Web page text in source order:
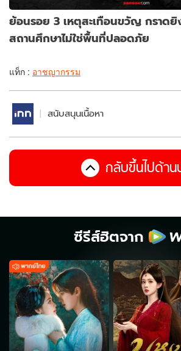
ย้อนรอย 3 เหตุสะเทือนขวัญ กราดยิ
สถานศึกษาไม่ใช่พื้นที่ปลอดภัย
แท็ก : อาชญากรรม
สนับสนุนเนื้อหา
กลับขึ้นไปด้าน
ซีรีส์ฮิตจาก